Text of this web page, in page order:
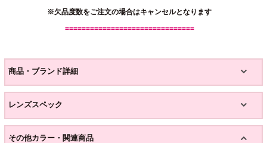
※欠品度数をご注文の場合はキャンセルとなります
===============================
商品・ブランド詳細
レンズスペック
その他カラー・関連商品